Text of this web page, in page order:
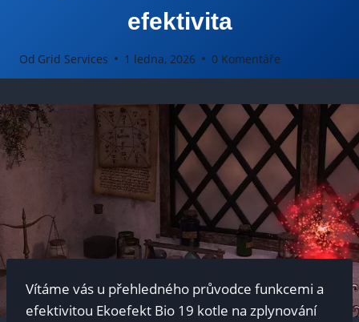
efektivita
Od Grid Services 1 ledna, 2026 0 Komentáře
Vítáme vás u přehledného průvodce funkcemi a
efektivitou Ekoefekt Bio 19 kotle na zplynování